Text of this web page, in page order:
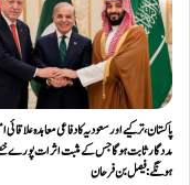
پاکستان، ترکیے اور سعودیہ کا دفاعی معاہدہ علاقائی
مددگار ثابت ہوگا جس کے مثبت اثرات پورے
ہونگے: فیصل بن فرحان